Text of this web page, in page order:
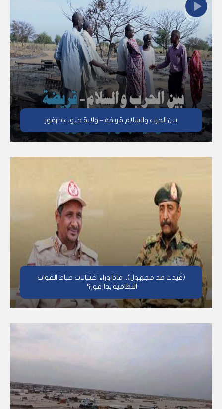
بين الحرب والسلام قريضة – ولاية جنوب دارفور
(قُيدت ضد مجهول).. ماذا وراء اغتيالات ضباط القوات
النظامية بدارفور؟